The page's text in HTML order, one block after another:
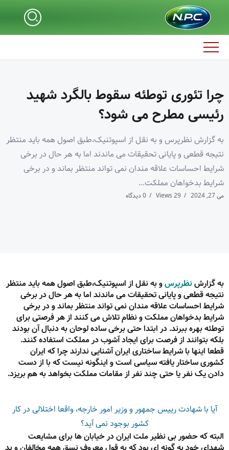
چرا تئوری توطئه سقوط بالگرد شهید
رئیسی مطرح می شود؟
به گزارش نظرپرس و به نقل از اسپوتنیک،طبق اصول همه باید منتظر
نتیجه قطعی و پایانی تحقیقات می ماندند اما به هر حال در برخی
شرایط احساسات علاقه مندان نمی تواند منتظر بماند و در برخی
شرایط بدخواهان مملکت...
می 27, 2024 29 Views 0 دیدگاه
به گزارشنظرپرسو به نقل از اسپوتنیک،طبق اصول همه باید منتظر
نتیجه قطعی و پایانی تحقیقات می ماندند اما به هر حال در برخی
شرایط احساسات علاقه مندان نمی تواند منتظر بماند و در برخی
شرایط بدخواهان مملکت و نظام تلاش می کنند از هر فرصتی برای
توطئه بهره ببرند. در ابتدا حتی برخی ساده لوحان به دنبال آن بودند
بلکه بتوانند از فرصت برای ایجاد آشوب در مملکت استفاده کنند.
قطعا اینها با شرایط ساختاری ایران آشنایی ندارند چرا که ایران
کشوری ساختار یافته سیاسی است و اینگونه نیست که با از دست
دادن یک نفر یا حتی چند نفر از مقامات مملکت بخواهد به هم بریزد.
آیا با شهادت رییس جمهور و وزیر امور خارجه، واقعا اختلالی در کار
کشور بوجود نمی آید؟
البته که حضور بی نظیر ملت ایران در خیابان ها برای مشایعت